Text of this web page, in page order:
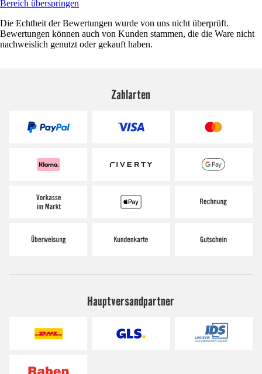
Bereich überspringen
Die Echtheit der Bewertungen wurde von uns nicht überprüft.
Bewertungen können auch von Kunden stammen, die die Ware nicht
nachweislich genutzt oder gekauft haben.
Zahlarten
Hauptversandpartner